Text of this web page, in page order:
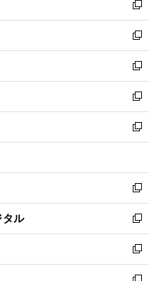
く
で
開
く
ド
ウ
で
開
く
ィ
ン
ド
ウ
で
開
く
い
ウ
ィ
ン
ド
ウ
で
開
く
新
し
い
ウ
ィ
ン
ド
ウ
で
開
新
し
い
ウ
ィ
ン
ド
ウ
開
く
新
し
い
ウ
ィ
ン
ウ
で
開
く
新
し
い
ウ
ン
ド
ウ
で
開
く
新
し
ウ
ィ
ン
ド
ウ
で
開
新
し
い
ウ
ィ
ン
タル
新
し
い
ウ
新
し